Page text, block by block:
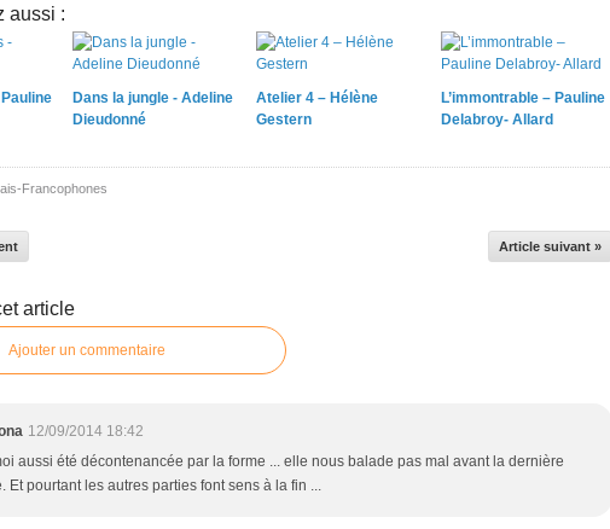
aussi :
Dans la jungle - Adeline
Dieudonné
Atelier 4 – Hélène
Gestern
L’immontrable – Pauline
Delabroy- Allard
Francophones
Article suivant »
article
Ajouter un commentaire
12/09/2014 18:42
aussi été décontenancée par la forme ... elle nous balade pas mal avant la dernière
Et pourtant les autres parties font sens à la fin ...